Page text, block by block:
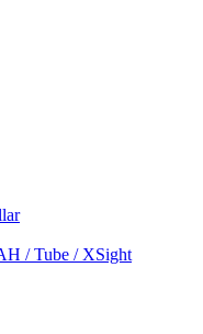
/ Tube / XSight